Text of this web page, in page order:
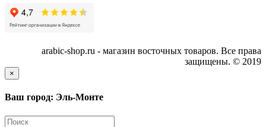
arabic-shop.ru - магазин восточных товаров. Все права
защищены. © 2019
×
Ваш город: Эль-Монте